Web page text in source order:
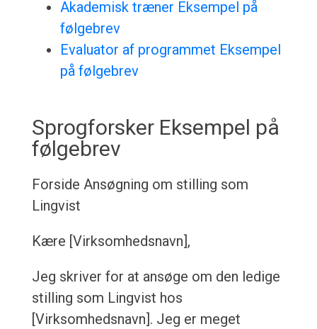
Akademisk træner Eksempel på
følgebrev
Evaluator af programmet Eksempel
på følgebrev
Sprogforsker Eksempel på
følgebrev
Forside Ansøgning om stilling som
Lingvist
Kære [Virksomhedsnavn],
Jeg skriver for at ansøge om den ledige
stilling som Lingvist hos
[Virksomhedsnavn]. Jeg er meget